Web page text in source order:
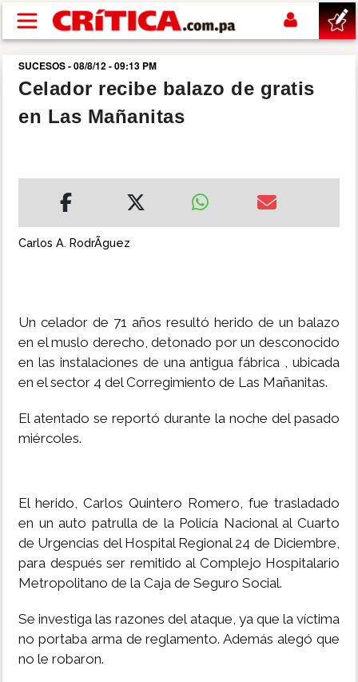
Pasar al contenido principal
buscar
SUCESOS
POLÍTICA
SHOW
MUNDO
INSÓLITAS
MULTIMEDIA
SUCESOS - 08/8/12 - 09:13 PM
Celador recibe balazo de gratis
en Las Mañanitas
Carlos A. RodrÃ­guez
Un celador de 71 años resultó herido de un balazo
en el muslo derecho, detonado por un desconocido
en las instalaciones de una antigua fábrica , ubicada
en el sector 4 del Corregimiento de Las Mañanitas.
El atentado se reportó durante la noche del pasado
miércoles.
El herido, Carlos Quintero Romero, fue trasladado
en un auto patrulla de la Policía Nacional al Cuarto
de Urgencias del Hospital Regional 24 de Diciembre,
para después ser remitido al Complejo Hospitalario
Metropolitano de la Caja de Seguro Social.
Se investiga las razones del ataque, ya que la víctima
no portaba arma de reglamento. Además alegó que
no le robaron.